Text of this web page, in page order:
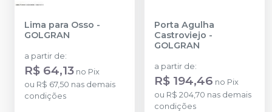
Lima para Osso -
GOLGRAN
a partir de:
R$ 64,13 no Pix
ou R$ 67,50 nas demais
condições
Porta Agulha
Castroviejo -
GOLGRAN
a partir de:
R$ 194,46 no Pix
ou R$ 204,70 nas demais
condições